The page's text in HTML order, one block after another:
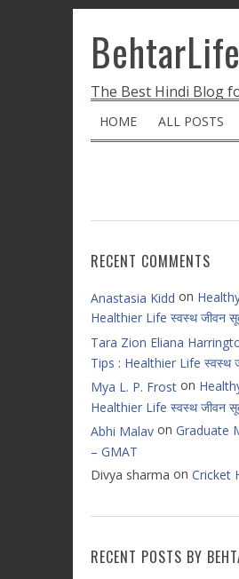
The Best Hindi Blog
HOME ALL POSTS
RECENT COMMENTS
Anastasia Kidd on
Healthier Life स्वस्थ जीवन
Tara Zion Eliana
Tips : Healthier Life स्वस्थ
Mya L. P. Frost on
Healthier Life स्वस्थ जीवन
Abhi Malav on Graduate
– GMAT
Divya sharma on Cricket
RECENT POSTS BY